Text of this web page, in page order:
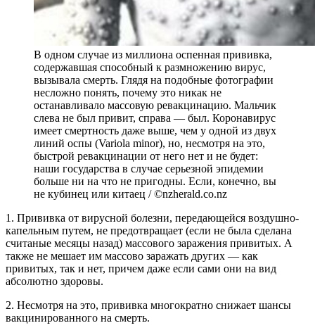
В одном случае из миллиона оспенная прививка,
содержавшая способный к размножению вирус,
вызывала смерть. Глядя на подобные фотографии
несложно понять, почему это никак не
останавливало массовую ревакцинацию. Мальчик
слева не был привит, справа — был. Коронавирус
имеет смертность даже выше, чем у одной из двух
линий оспы (Variola minor), но, несмотря на это,
быстрой ревакцинации от него нет и не будет:
наши государства в случае серьезной эпидемии
больше ни на что не пригодны. Если, конечно, вы
не кубинец или китаец / ©nzherald.co.nz
1. Прививка от вирусной болезни, передающейся воздушно-
капельным путем, не предотвращает (если не была сделана
считаные месяцы назад) массового заражения привитых. А
также не мешает им массово заражать других — как
привитых, так и нет, причем даже если сами они на вид
абсолютно здоровы.
2. Несмотря на это, прививка многократно снижает шансы
вакцинированного на смерть.